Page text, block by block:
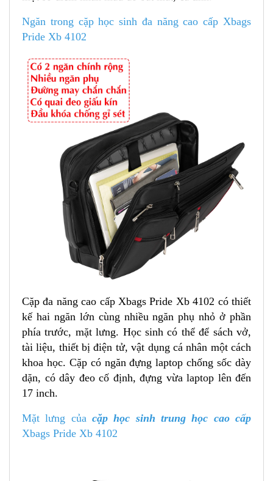
Ngăn trong cặp học sinh đa năng cao cấp Xbags
Pride Xb 4102
Cặp đa năng cao cấp Xbags Pride Xb 4102 có thiết
kế hai ngăn lớn cùng nhiều ngăn phụ nhỏ ở phần
phía trước, mặt lưng. Học sinh có thể để sách vở,
tài liệu, thiết bị điện tử, vật dụng cá nhân một cách
khoa học. Cặp có ngăn đựng laptop chống sốc dày
dặn, có dây đeo cố định, đựng vừa laptop lên đến
17 inch.
Mặt lưng của cặp học sinh trung học cao cấp
Xbags Pride Xb 4102